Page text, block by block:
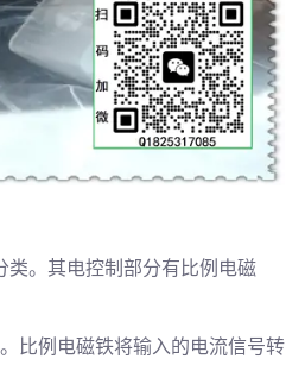
类。其电控制部分有比例电磁
比例电磁铁将输入的电流信号转